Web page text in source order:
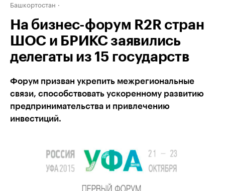
Башкортостан
На бизнес-форум R2R стран
ШОС и БРИКС заявились
делегаты из 15 государств
Форум призван укрепить межрегиональные
связи, способствовать ускоренному развитию
предпринимательства и привлечению
инвестиций.